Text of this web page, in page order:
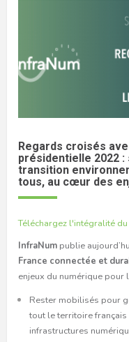
Regards croisés
présidentielle 2022
transition
tous, au cœur des
Téléchargez l'intégralité
InfraNumpublie
France connectée et
enjeux du numérique pour
Rester mobilisés pour
tout le territoire
infrastructures